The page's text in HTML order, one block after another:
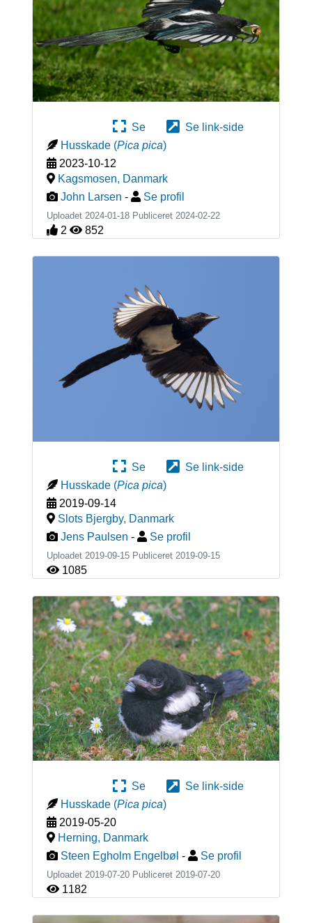
Se
Se link-side
Husskade (Pica pica)
2023-10-12
Kagsmosen, Danmark
John Larsen - Se profil
Uploadet 2024-01-18 Publiceret 2024-02-22
2 852
Se
Se link-side
Husskade (Pica pica)
2019-09-14
Slots Bjergby, Danmark
Jens Paulsen - Se profil
Uploadet 2019-09-15 Publiceret 2019-09-15
1085
Se
Se link-side
Husskade (Pica pica)
2019-05-20
Herning, Danmark
Steen Egholm Engelbøl - Se profil
Uploadet 2019-07-20 Publiceret 2019-07-20
1182